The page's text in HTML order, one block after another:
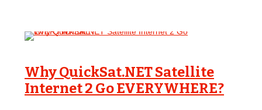
Why QuickSat.NET Satellite
Internet 2 Go EVERYWHERE?